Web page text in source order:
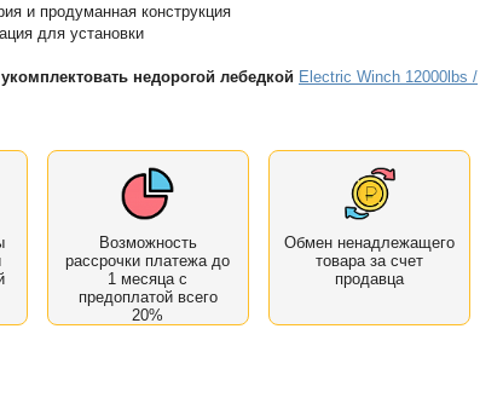
и продуманная конструкция
для установки
недорогой лебедкой Electric Winch 12000lbs /
Возможность
рассрочки платежа до
1 месяца с
предоплатой всего
20%
Обмен ненадлежащего
товара за счет
продавца